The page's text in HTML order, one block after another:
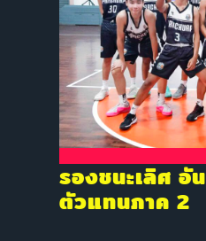
รองชนะเลิศ
ตัวแทนภาค 2